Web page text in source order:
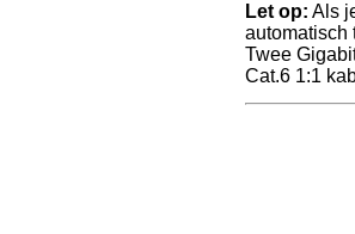
Let op: Als
automatisch
Twee
Cat.6 1:1